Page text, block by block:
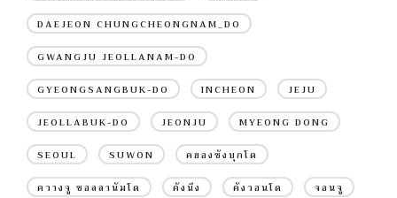
DAEJEON CHUNGCHEONGNAM_DO
GWANGJU JEOLLANAM-DO
GYEONGSANGBUK-DO INCHEON JEJU
JEOLLABUK-DO JEONJU MYEONG DONG
SEOUL SUWON คยองซังบุกโด
ควางจู ชอลลานัมโด คังนึง คังวอนโด จอนจู